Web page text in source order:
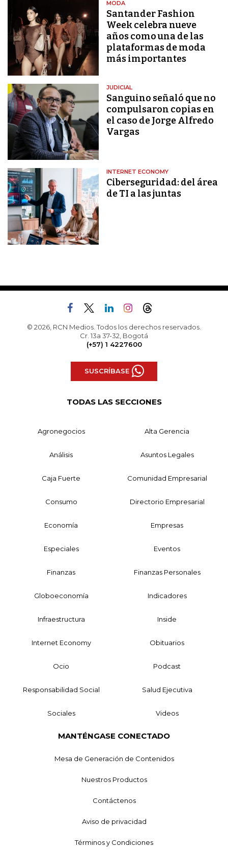
MODA
Santander Fashion
Week celebra nueve
años como una de las
plataformas de moda
más importantes
JUDICIAL
Sanguino señaló que no
compulsaron copias en
el caso de Jorge Alfredo
Vargas
INTERNET ECONOMY
Ciberseguridad: del área
de TI a las juntas
© 2026, RCN Medios. Todos los derechos reservados.
Cr. 13a 37-32, Bogotá
(+57) 1 4227600
SUSCRÍBASE
TODAS LAS SECCIONES
Agronegocios Alta Gerencia
Análisis Asuntos Legales
Caja Fuerte Comunidad Empresarial
Consumo Directorio Empresarial
Economía Empresas
Especiales Eventos
Finanzas Finanzas Personales
Globoeconomía Indicadores
Infraestructura Inside
Internet Economy Obituarios
Ocio Podcast
Responsabilidad Social Salud Ejecutiva
Sociales Videos
MANTÉNGASE CONECTADO
Mesa de Generación de Contenidos
Nuestros Productos
Contáctenos
Aviso de privacidad
Términos y Condiciones